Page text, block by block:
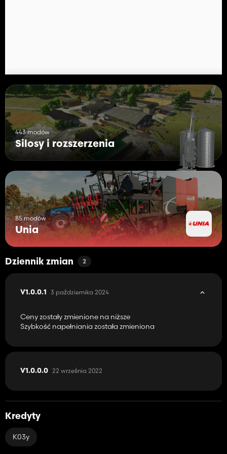
Karma 16:
Cena: 8.000 $
Konserwacja: 1 $/dzień
Pojemność: 27.300l
443 modów
Silosy i rozszerzenia
85 modów
Unia
Dziennik zmian 2
V1.0.0.1 3 października 2024
Ceny zostały zmienione na niższe
Szybkość napełniania została zmieniona
V1.0.0.0 22 września 2022
Kredyty
K03y